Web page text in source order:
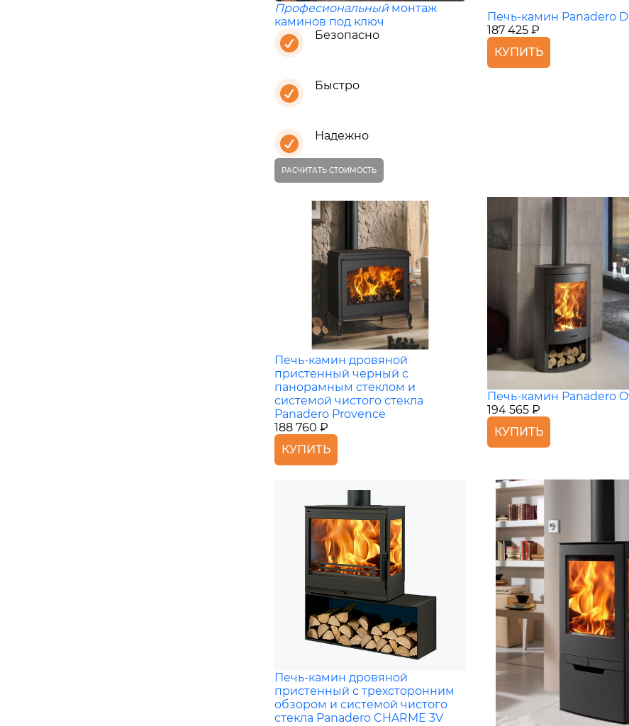
Професиональныймонтаж
каминов под ключ
Безопасно
Быстро
Надежно
РАСЧИТАТЬ СТОИМОСТЬ
Печь-камин Panadero
187 425 ₽
КУПИТЬ
Печь-камин дровяной
пристенный черный с
панорамным стеклом и
системой чистого стекла
Panadero Provence
188 760 ₽
КУПИТЬ
Печь-камин Panadero
194 565 ₽
КУПИТЬ
Печь-камин дровяной
пристенный с трехсторонним
обзором и системой чистого
стекла Panadero CHARME 3V